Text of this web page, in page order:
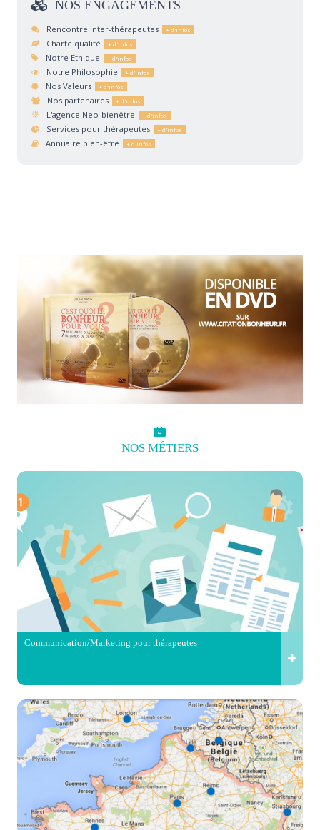
NOS ENGAGEMENTS
Rencontre inter-thérapeutes
Charte qualité
Notre Ethique
Notre Philosophie
Nos Valeurs
Nos partenaires
L'agence Neo-bienêtre
Services pour thérapeutes
Annuaire bien-être
NOS MÉTIERS
Communication/Marketing pour thérapeutes